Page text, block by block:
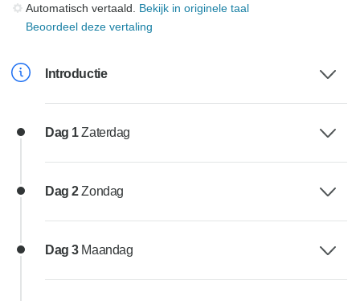
Automatisch vertaald. Bekijk in originele taal
Beoordeel deze vertaling
Introductie
Dag 1Zaterdag
Dag 2Zondag
Dag 3 Maandag